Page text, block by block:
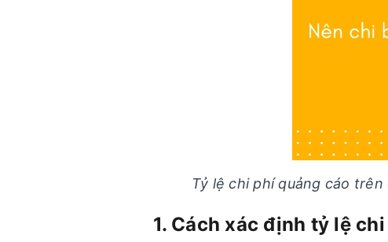
Tỷ lệ chi phí quảng cáo
1. Cách xác định tỷ lệ